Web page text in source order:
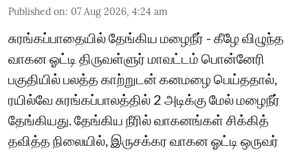
Published on: 07 Aug 2026, 4:24 am
சுரங்கப்பாதையில் தேங்கிய மழைநீர் - கீழே விழுந்த
வாகன ஓட்டி திருவள்ளுர் மாவட்டம் பொன்னேரி
பகுதியில் பலத்த காற்றுடன் கனமழை பெய்ததால்,
ரயில்வே சுரங்கப்பாலத்தில் 2 அடிக்கு மேல் மழைநீர்
தேங்கியது. தேங்கிய நீரில் வாகனங்கள் சிக்கித்
தவித்த நிலையில், இருசக்கர வாகன ஓட்டி ஒருவர்